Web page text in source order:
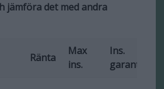
jämföra det med andra
Ränta
Max
ins.
Ins.
garanti